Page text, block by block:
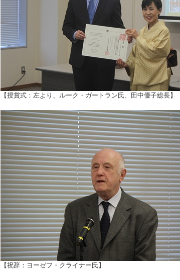
【授賞式：左より、ルーク・ガートラン氏、田中優子総長】
【祝辞：ヨーゼフ・クライナー氏】